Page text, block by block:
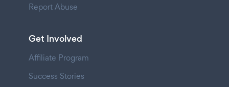
Report Abuse
Get Involved
Affiliate Program
Success Stories